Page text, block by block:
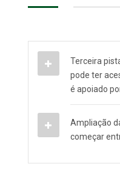
Terceira
pode ter
é apoiado
Ampliação
começar